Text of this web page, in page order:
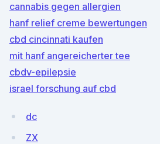
cannabis gegen allergien
hanf relief creme bewertungen
cbd cincinnati kaufen
mit hanf angereicherter tee
cbdv-epilepsie
israel forschung auf cbd
dc
ZX